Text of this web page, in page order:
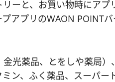
ーと、お買い物時にアプ
アプリのWAON POINT
光薬品、とをしや薬局）
ン、ふく薬品、スーパー